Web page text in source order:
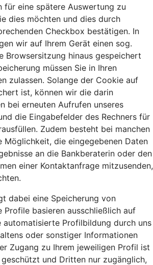
für eine spätere Auswertung zu
dies möchten und dies durch
Checkbox bestätigen. In
wir auf Ihrem Gerät einen sog.
Browsersitzung hinaus gespeichert
müssen Sie in Ihren
zulassen. Solange der Cookie auf
ist, können wir die darin
bei erneuten Aufrufen unseres
die Eingabefelder des Rechners für
Zudem besteht bei manchen
Möglichkeit, die eingegebenen Daten
an die Bankberaterin oder den
einer Kontaktanfrage mitzusenden,
dabei eine Speicherung von
Profile basieren ausschließlich auf
automatisierte Profilbildung durch uns
oder sonstiger Informationen
Zugang zu Ihrem jeweiligen Profil ist
und Dritten nur zugänglich,